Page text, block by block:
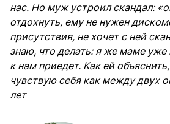
нас. Но муж устроил скандал:
отдохнуть, ему не нужен
присутствия, не хочет с ней
знаю, что делать: я же маме
к нам приедет. Как ей
чувствую себя как между двух
лет